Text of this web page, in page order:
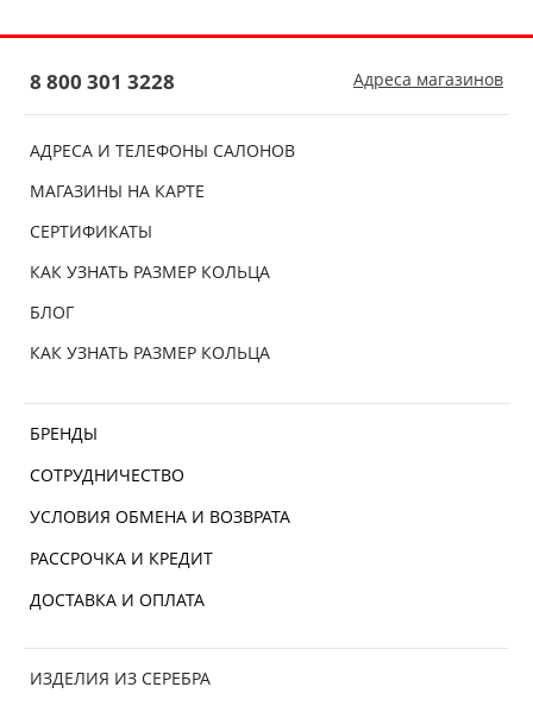
АДРЕСА И ТЕЛЕФОНЫ САЛОНОВ
МАГАЗИНЫ НА КАРТЕ
СЕРТИФИКАТЫ
КАК УЗНАТЬ РАЗМЕР КОЛЬЦА
БЛОГ
КАК УЗНАТЬ РАЗМЕР КОЛЬЦА
БРЕНДЫ
СОТРУДНИЧЕСТВО
УСЛОВИЯ ОБМЕНА И ВОЗВРАТА
РАССРОЧКА И КРЕДИТ
ДОСТАВКА И ОПЛАТА
ИЗДЕЛИЯ ИЗ СЕРЕБРА
8 800 301 3228 Адреса магазинов